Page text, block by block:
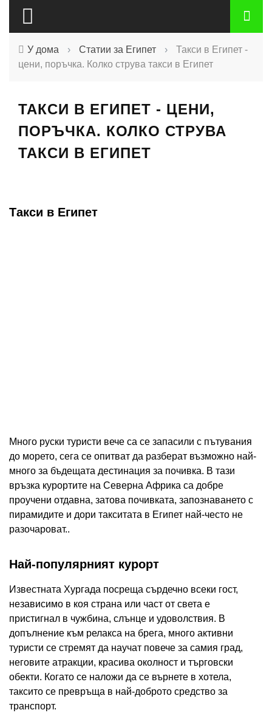
У дома › Статии за Египет ›
Такси в Египет -
цени, поръчка. Колко струва такси в Египет
ТАКСИ В ЕГИПЕТ - ЦЕНИ,
ПОРЪЧКА. КОЛКО СТРУВА
ТАКСИ В ЕГИПЕТ
Такси в Египет
Много руски туристи вече са се запасили с пътувания
до морето, сега се опитват да разберат възможно най-
много за бъдещата дестинация за почивка. В тази
връзка курортите на Северна Африка са добре
проучени отдавна, затова почивката, запознаването с
пирамидите и дори такситата в Египет най-често не
разочароват..
Най-популярният курорт
Известната Хургада посреща сърдечно всеки гост,
независимо в коя страна или част от света е
пристигнал в чужбина, слънце и удоволствия. В
допълнение към релакса на брега, много активни
туристи се стремят да научат повече за самия град,
неговите атракции, красива околност и търговски
обекти. Когато се наложи да се върнете в хотела,
таксито се превръща в най-доброто средство за
транспорт.